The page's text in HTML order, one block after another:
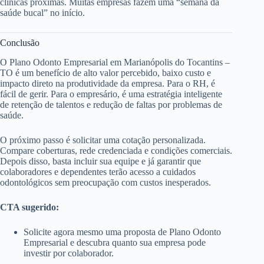
saúde bucal” no início.
Conclusão
O Plano Odonto Empresarial em Marianópolis do Tocantins –
TO é um benefício de alto valor percebido, baixo custo e
impacto direto na produtividade da empresa. Para o RH, é
fácil de gerir. Para o empresário, é uma estratégia inteligente
de retenção de talentos e redução de faltas por problemas de
saúde.
O próximo passo é solicitar uma cotação personalizada.
Compare coberturas, rede credenciada e condições comerciais.
Depois disso, basta incluir sua equipe e já garantir que
colaboradores e dependentes terão acesso a cuidados
odontológicos sem preocupação com custos inesperados.
CTA sugerido:
Solicite agora mesmo uma proposta de Plano Odonto
Empresarial e descubra quanto sua empresa pode
investir por colaborador.